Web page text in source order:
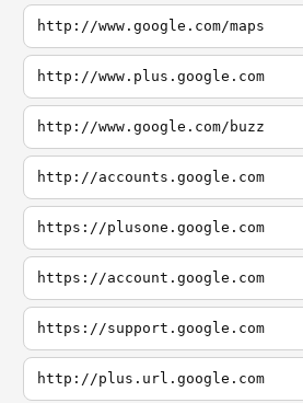
http://www.google.com/maps
http://www.plus.google.com
http://www.google.com/buzz
http://accounts.google.com
https://plusone.google.com
https://account.google.com
https://support.google.com
http://plus.url.google.com